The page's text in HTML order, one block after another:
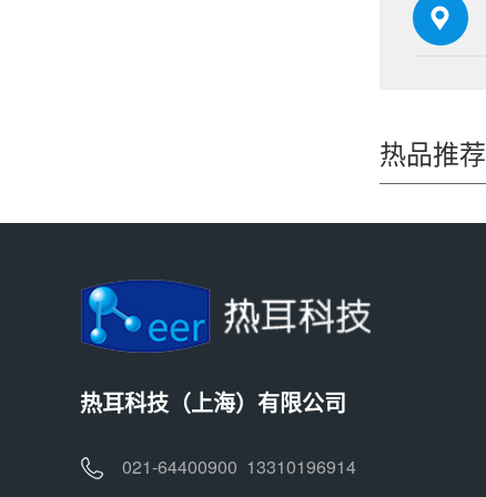
热品推荐
热耳科技（上海）有限公司
021-64400900 13310196914